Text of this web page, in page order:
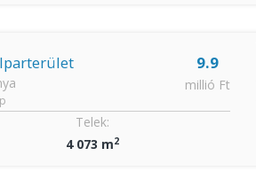
9.9
millió Ft
Iparterület
Telek:
4 073 m2